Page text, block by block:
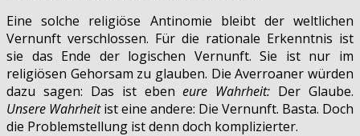
Eine solche religiöse Antinomie bleibt der weltlichen
Vernunft verschlossen. Für die rationale Erkenntnis ist
sie das Ende der logischen Vernunft. Sie ist nur im
religiösen Gehorsam zu glauben. Die Averroaner würden
dazu sagen: Das ist ebeneure Wahrheit: Der Glaube.
Unsere Wahrheitist eine andere: Die Vernunft. Basta. Doch
die Problemstellung ist denn doch komplizierter.